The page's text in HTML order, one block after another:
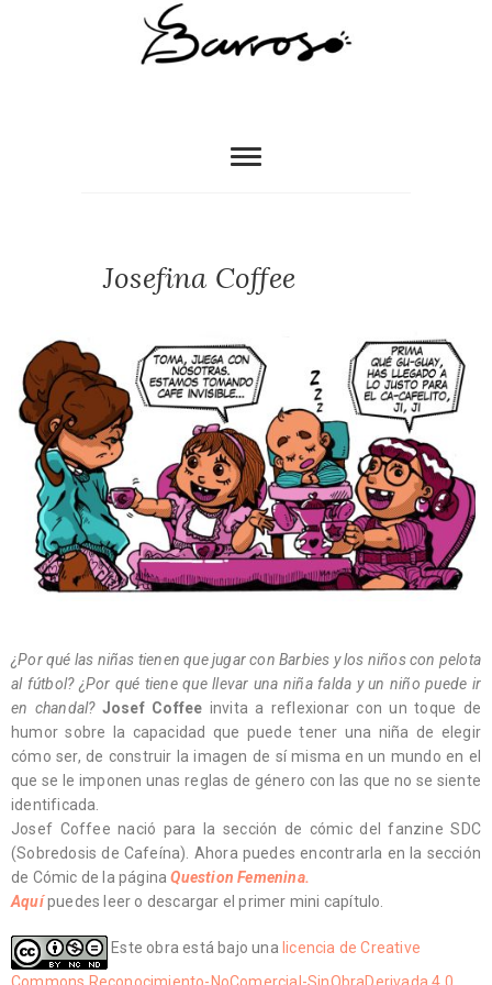
Josefina Coffee
¿Por qué las niñas tienen que jugar con Barbies y los niños con pelota
al fútbol? ¿Por qué tiene que llevar una niña falda y un niño puede ir
en chandal? Josef Coffee invita a reflexionar con un toque de
humor sobre la capacidad que puede tener una niña de elegir
cómo ser, de construir la imagen de sí misma en un mundo en el
que se le imponen unas reglas de género con las que no se siente
identificada.
Josef Coffee nació para la sección de cómic del fanzine SDC
(Sobredosis de Cafeína). Ahora puedes encontrarla en la sección
de Cómic de la páginaQuestion Femenina.
Aquípuedes leer o descargar el primer mini capítulo.
Este obra está bajo una licencia de Creative
Commons Reconocimiento-NoComercial-SinObraDerivada 4.0